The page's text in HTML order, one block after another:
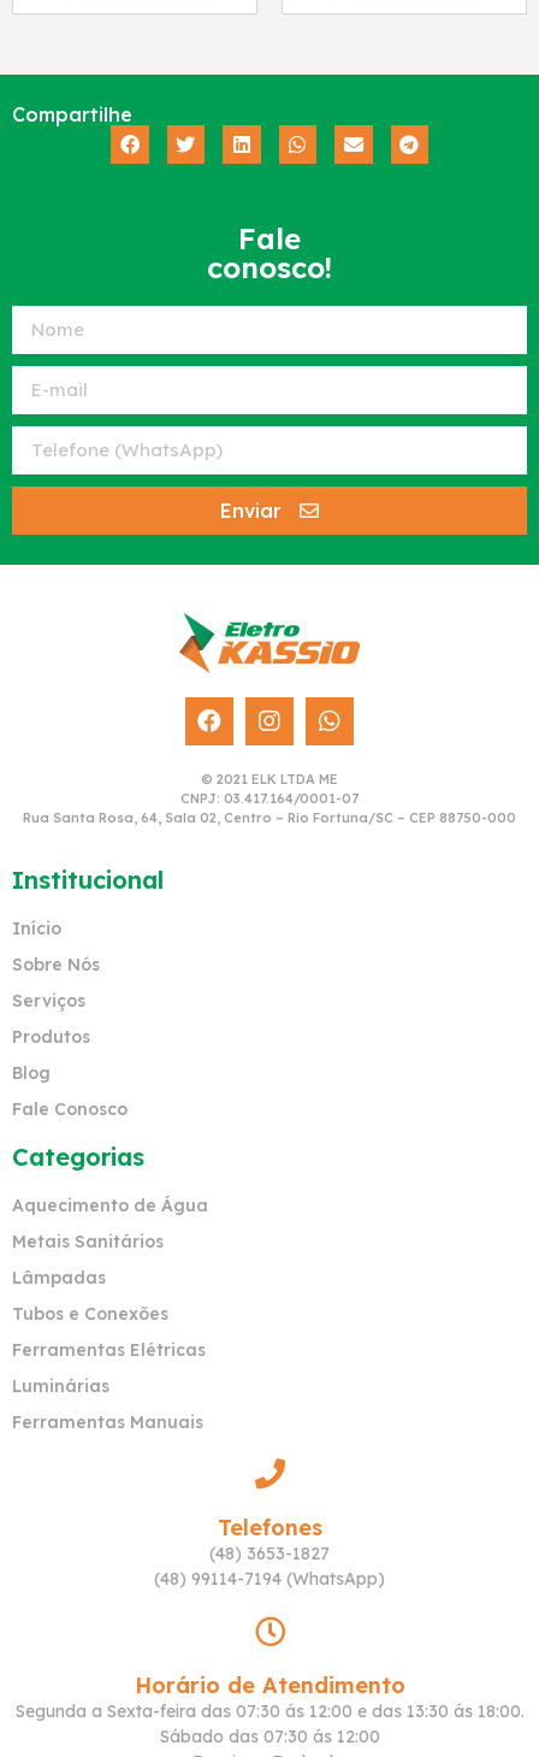
Compartilhe
Fale
conosco!
Enviar
© 2021 ELK LTDA ME
CNPJ: 03.417.164/0001-07
Rua Santa Rosa, 64, Sala 02, Centro – Rio Fortuna/SC – CEP 88750-000
Institucional
Início
Sobre Nós
Serviços
Produtos
Blog
Fale Conosco
Categorias
Aquecimento de Água
Metais Sanitários
Lâmpadas
Tubos e Conexões
Ferramentas Elétricas
Luminárias
Ferramentas Manuais
Telefones
(48) 3653-1827
(48) 99114-7194 (WhatsApp)
Horário de Atendimento
Segunda a Sexta-feira das 07:30 ás 12:00 e das 13:30 ás 18:00.
Sábado das 07:30 ás 12:00